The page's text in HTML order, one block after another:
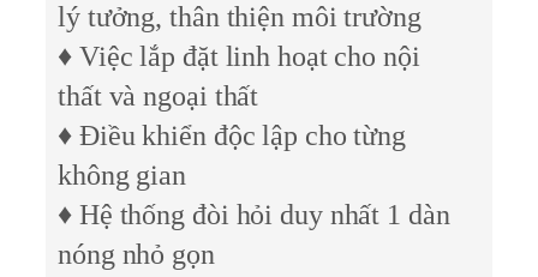
lý tưởng, thân thiện môi trường
♦ Việc lắp đặt linh hoạt cho nội
thất và ngoại thất
♦ Điều khiển độc lập cho từng
không gian
♦ Hệ thống đòi hỏi duy nhất 1 dàn
nóng nhỏ gọn